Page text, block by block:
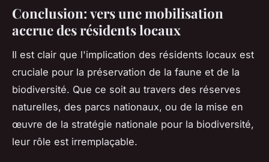
Conclusion: vers une mobilisation
accrue des résidents locaux
Il est clair que l'implication des résidents locaux est
cruciale pour la préservation de la faune et de la
biodiversité. Que ce soit au travers des réserves
naturelles, des parcs nationaux, ou de la mise en
œuvre de la stratégie nationale pour la biodiversité,
leur rôle est irremplaçable.